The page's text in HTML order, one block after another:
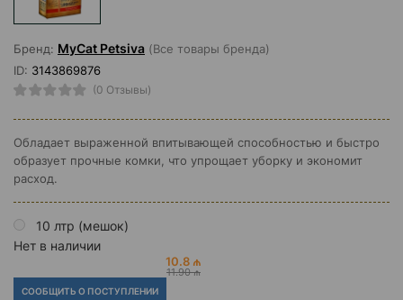
Бренд: MyCat Petsiva (Все товары бренда)
ID: 3143869876
(0 Отзывы)
Обладает выраженной впитывающей способностью и быстро
образует прочные комки, что упрощает уборку и экономит
расход.
10 лтр (мешок)
Нет в наличии
10.8 ₼
11.90 ₼
СООБЩИТЬ О ПОСТУПЛЕНИИ